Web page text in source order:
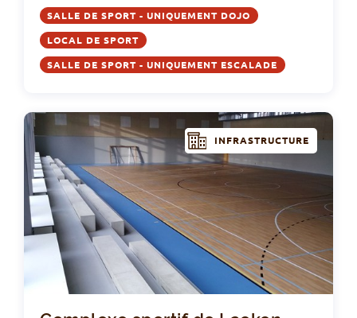
SALLE DE SPORT - UNIQUEMENT DOJO
LOCAL DE SPORT
SALLE DE SPORT - UNIQUEMENT ESCALADE
INFRASTRUCTURE